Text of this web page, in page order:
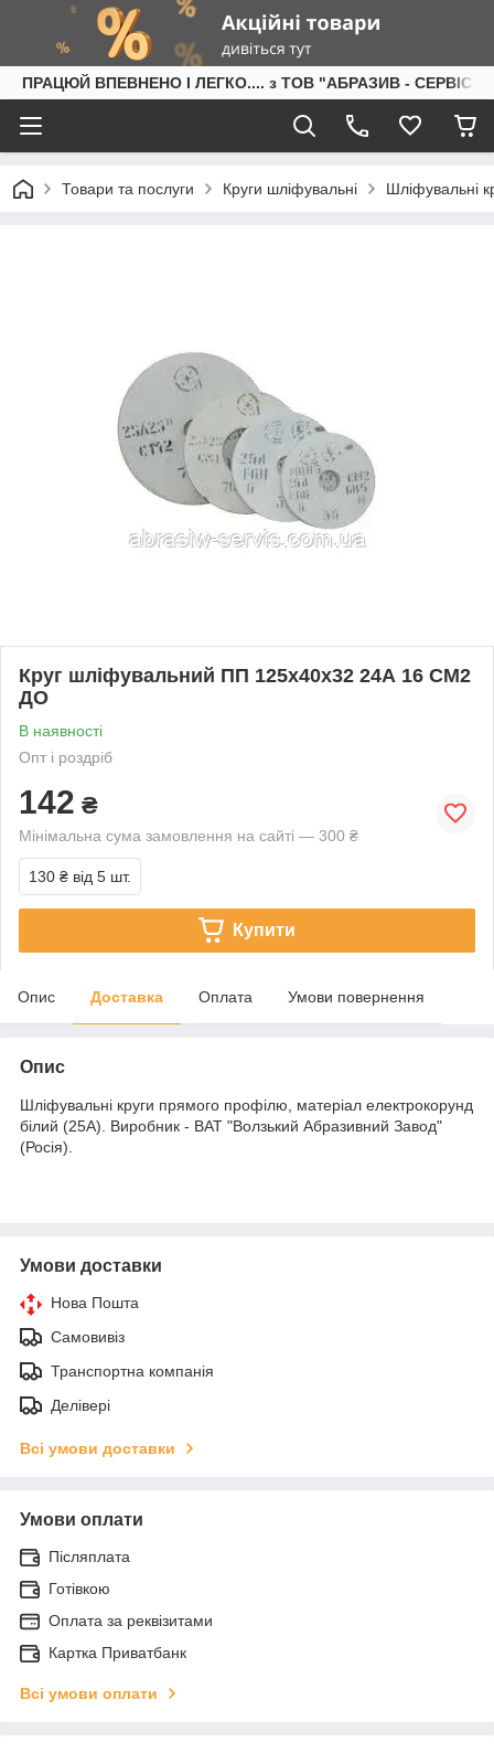
ПРАЦЮЙ ВПЕВНЕНО І ЛЕГКО.... з ТОВ "АБРАЗИВ - СЕРВІС"
Товари та послуги Круги шліфувальні Шліфувальні
Круг шліфувальний ПП 125х40х32 24А 16 СМ2
ДО
В наявності
Опт і роздріб
142 ₴
Мінімальна сума замовлення на сайті — 300 ₴
130 ₴ від 5 шт.
Купити
Опис Доставка Оплата Умови повернення
Опис
Шліфувальні круги прямого профілю, матеріал електрокорунд
білий (25А). Виробник - ВАТ "Волзький Абразивний Завод"
(Росія).
Умови доставки
Нова Пошта
Самовивіз
Транспортна компанія
Делівері
Всі умови доставки
Умови оплати
Післяплата
Готівкою
Оплата за реквізитами
Картка Приватбанк
Всі умови оплати